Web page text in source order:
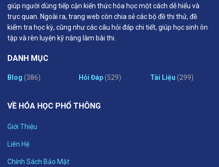
giúp người dùng tiếp cận kiến thức hóa học một cách dễ hiểu và
trực quan. Ngoài ra, trang web còn chia sẻ các bộ đề thi thử, đề
kiểm tra học kỳ, cũng như các câu hỏi đáp chi tiết, giúp học sinh ôn
tập và rèn luyện kỹ năng làm bài thi.
DANH MỤC
Blog (386) Hỏi Đáp(529) Tài Liệu (299)
VỀ HÓA HỌC PHỔ THÔNG
Giới Thiệu
Liên Hệ
Chính Sách Bảo Mật